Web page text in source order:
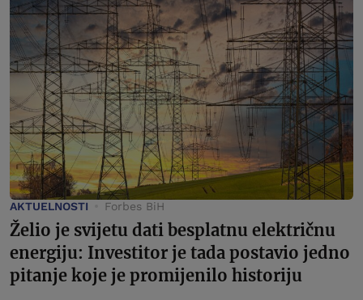
AKTUELNOSTI Forbes BiH
Želio je svijetu dati besplatnu električnu
energiju: Investitor je tada postavio jedno
pitanje koje je promijenilo historiju